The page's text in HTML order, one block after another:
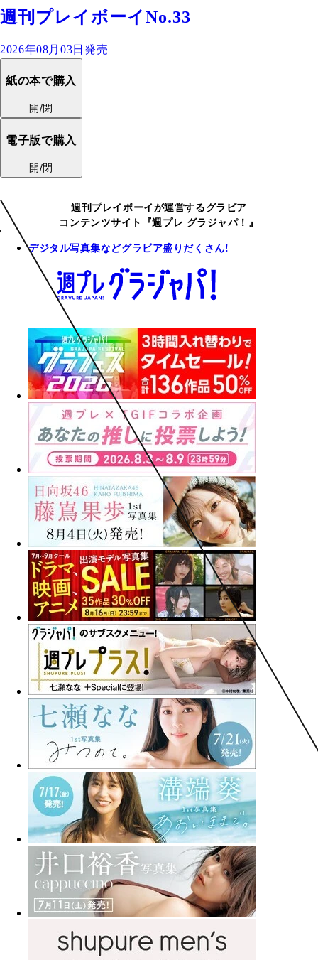
週刊プレイボーイNo.33
2026年08月03日発売
紙の本で購入
開/閉
電子版で購入
開/閉
週刊プレイボーイが運営するグラビア
コンテンツサイト『週プレ グラジャパ！』
デジタル写真集などグラビア盛りだくさん!